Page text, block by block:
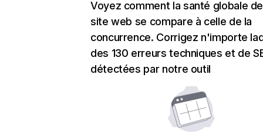
Voyez comment la santé globale
site web se compare à celle de la
concurrence. Corrigez n'importe
des 130 erreurs techniques et de
détectées par notre outil